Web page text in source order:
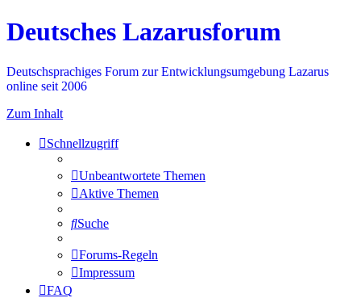
Deutsches Lazarusforum
Deutschsprachiges Forum zur Entwicklungsumgebung Lazarus
online seit 2006
Zum Inhalt
Schnellzugriff
Unbeantwortete Themen
Aktive Themen
Suche
Forums-Regeln
Impressum
FAQ